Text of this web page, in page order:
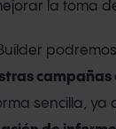
la toma
podremos
campañas
sencilla, ya